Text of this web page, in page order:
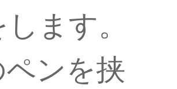
ます。
ンを挟